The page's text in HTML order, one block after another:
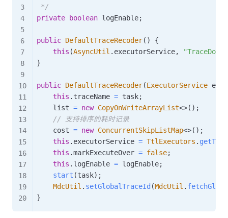
*/
private
boolean logEnable;
public DefaultTraceRecoder( )
{
this (AsyncUtil . executorService, "TraceDog"
}
public DefaultTraceRecoder(ExecutorService
this . traceName = task;
    list
= new CopyOnWriteArrayList<>( ) ;
// 支持排序的耗时记录
    cost
= new ConcurrentSkipListMap<>( ) ;
this . executorService = TtlExecutors .
this .markExecuteOver = false;
this . logEnable = logEnable;
start (task) ;
MdcUtil . setGlobalTraceId (MdcUtil .
}